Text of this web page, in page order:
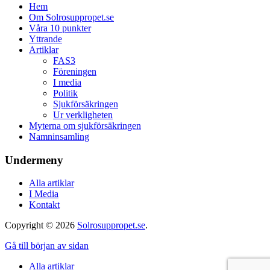
Hem
Om Solrosuppropet.se
Våra 10 punkter
Yttrande
Artiklar
FAS3
Föreningen
I media
Politik
Sjukförsäkringen
Ur verkligheten
Myterna om sjukförsäkringen
Namninsamling
Undermeny
Alla artiklar
I Media
Kontakt
Copyright © 2026 Solrosuppropet.se.
Gå till början av sidan
Alla artiklar